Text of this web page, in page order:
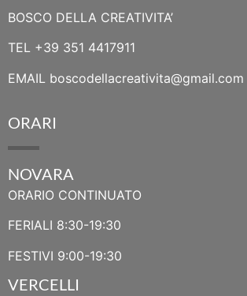
BOSCO DELLA CREATIVITA’
TEL +39 351 4417911
EMAIL boscodellacreativita@gmail.com
ORARI
NOVARA
ORARIO CONTINUATO
FERIALI 8:30-19:30
FESTIVI 9:00-19:30
VERCELLI